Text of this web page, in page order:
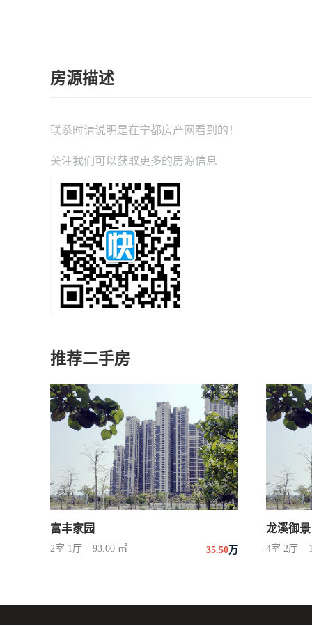
房源描述
联系时请说明是在宁都房产网 看到的！
关注我们可以获取更多的房源信息
推荐二手房
富丰家园
2室 1厅 93.00 ㎡ 35.50万
龙溪御景
4室 2厅